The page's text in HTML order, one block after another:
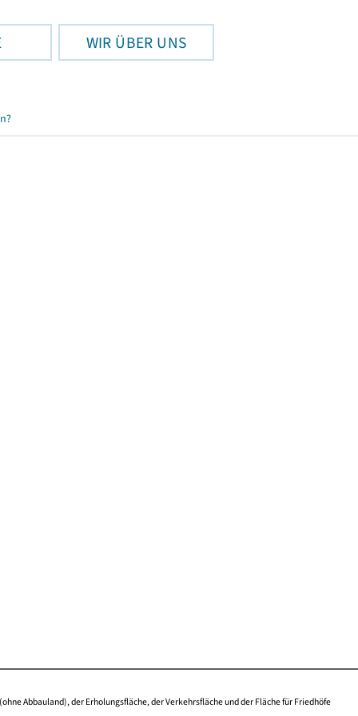
WIR ÜBER UNS
Abbauland), der Erholungsfläche, der Verkehrsfläche und der Fläche für Friedhöfe